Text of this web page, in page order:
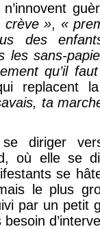
n’innovent
crève », «
des
les sans-
qu’il
replacent
ta
diriger
où elle se
se
le plus
par un petit